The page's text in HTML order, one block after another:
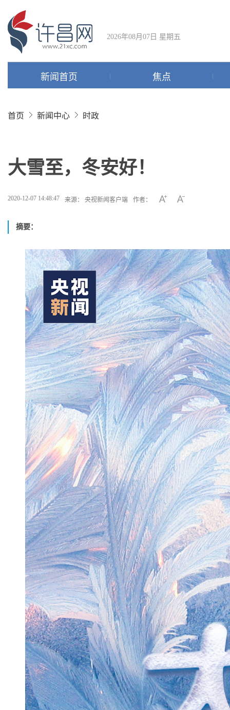
2026年08月07日 星期五
新闻首页 焦点
首页 新闻中心 时政
大雪至，冬安好！
2020-12-07 14:48:47 来源： 央视新闻客户端 作者：
摘要：